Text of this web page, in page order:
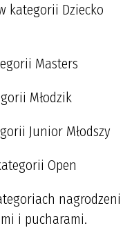
kategorii Dziecko
Masters
Młodzik
Junior Młodszy
Open
nagrodzeni
i pucharami.